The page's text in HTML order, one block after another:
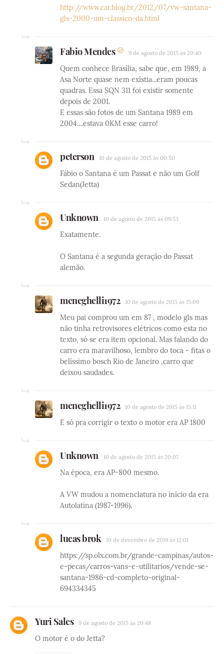
http://www.car.blog.br/2012/07/vw-santana-
gls-2000-um-classico-da.html
Fabio Mendes 9 de agosto de 2015 às 20:40
Quem conhece Brasília, sabe que, em 1989, a
Asa Norte quase nem existia...eram poucas
quadras. Essa SQN 311 foi existir somente
depois de 2001.
E essas são fotos de um Santana 1989 em
2004....estava 0KM esse carro!
peterson 10 de agosto de 2015 às 00:50
Fábio o Santana é um Passat e não um Golf
Sedan(Jetta)
Unknown 10 de agosto de 2015 às 09:53
Exatamente.
O Santana é a segunda geração do Passat
alemão.
meneghelli1972 10 de agosto de 2015 às 15:09
Meu pai comprou um em 87 , modelo gls mas
não tinha retrovisores elétricos como esta no
texto, só se era item opcional. Mas falando do
carro era maravilhoso, lembro do toca - fitas o
belíssimo bosch Rio de Janeiro ,carro que
deixou saudades.
meneghelli1972 10 de agosto de 2015 às 15:11
E só pra corrigir o texto o motor era AP 1800
Unknown 10 de agosto de 2015 às 20:07
Na época, era AP-800 mesmo.
A VW mudou a nomenclatura no início da era
Autolatina (1987-1996).
lucas brok 10 de dezembro de 2019 às 12:01
https://sp.olx.com.br/grande-campinas/autos-
e-pecas/carros-vans-e-utilitarios/vende-se-
santana-1986-cd-completo-original-
694334345
Yuri Sales 9 de agosto de 2015 às 20:48
O motor é o do Jetta?